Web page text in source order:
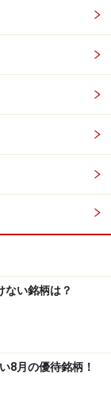
った銘柄一
密＜7718＞」
や機器、輸送用
、株価が上がり
できると期待
投資ソフトの
着順ですのでお
ない銘柄は？
8月の優待銘柄！